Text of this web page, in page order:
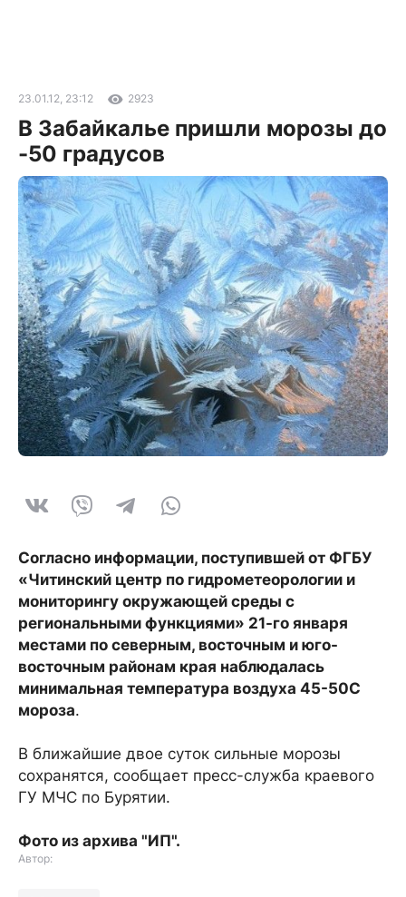
23.01.12, 23:12 2923
В Забайкалье пришли морозы до
-50 градусов
Согласно информации, поступившей от ФГБУ
«Читинский центр по гидрометеорологии и
мониторингу окружающей среды с
региональными функциями» 21-го января
местами по северным, восточным и юго-
восточным районам края наблюдалась
минимальная температура воздуха 45-50С
мороза.
В ближайшие двое суток сильные морозы
сохранятся, сообщает пресс-служба краевого
ГУ МЧС по Бурятии.
Фото из архива "ИП".
Автор: